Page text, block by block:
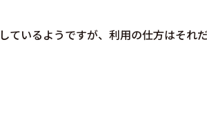
ているようですが、利用の仕方はそれ